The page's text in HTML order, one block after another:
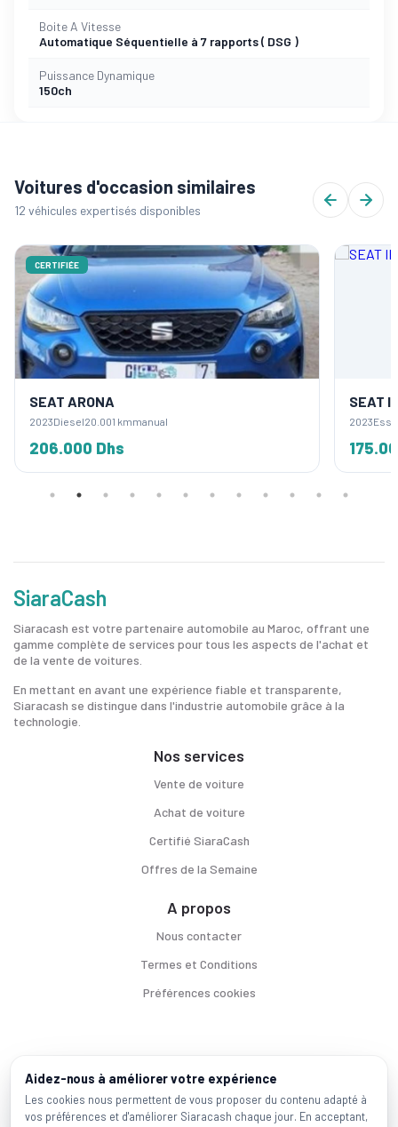
Boite A Vitesse
Automatique Séquentielle à 7 rapports ( DSG )
Puissance Dynamique
150ch
Voitures d'occasion similaires
12 véhicules expertisés disponibles
CERTIFIÉE
SEAT ARONA
2023Diesel20.001 kmmanual
206.000 Dhs
SEAT
2023
SiaraCash
Siaracash est votre partenaire automobile au Maroc, offrant une
gamme complète de services pour tous les aspects de l'achat et
de la vente de voitures.
En mettant en avant une expérience fiable et transparente,
Siaracash se distingue dans l'industrie automobile grâce à la
technologie.
Nos services
Vente de voiture
Achat de voiture
Certifié SiaraCash
Offres de la Semaine
A propos
Nous contacter
Termes et Conditions
Préférences cookies
Voitures par ville
Casablanca | | Mohammadia |Salé | |
Marques populaires
Aidez-nous à améliorer votre expérience
Les cookies nous permettent de vous proposer du contenu adapté à
vos préférences et d'améliorer Siaracash chaque jour. En acceptant,